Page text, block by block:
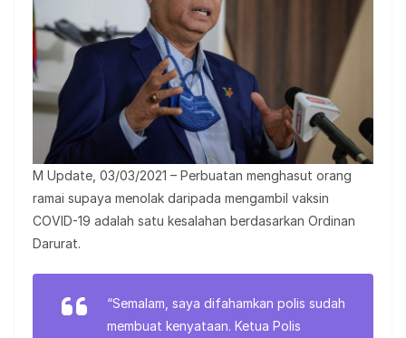
M Update, 03/03/2021 – Perbuatan menghasut orang
ramai supaya menolak daripada mengambil vaksin
COVID-19 adalah satu kesalahan berdasarkan Ordinan
Darurat.
“Semalam, saya difahamkan polis sudah
membuat kenyataan. Ketua Polis